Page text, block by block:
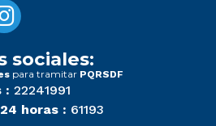
sociales:
para tramitar PQRSDF
: 22241991
horas : 61193